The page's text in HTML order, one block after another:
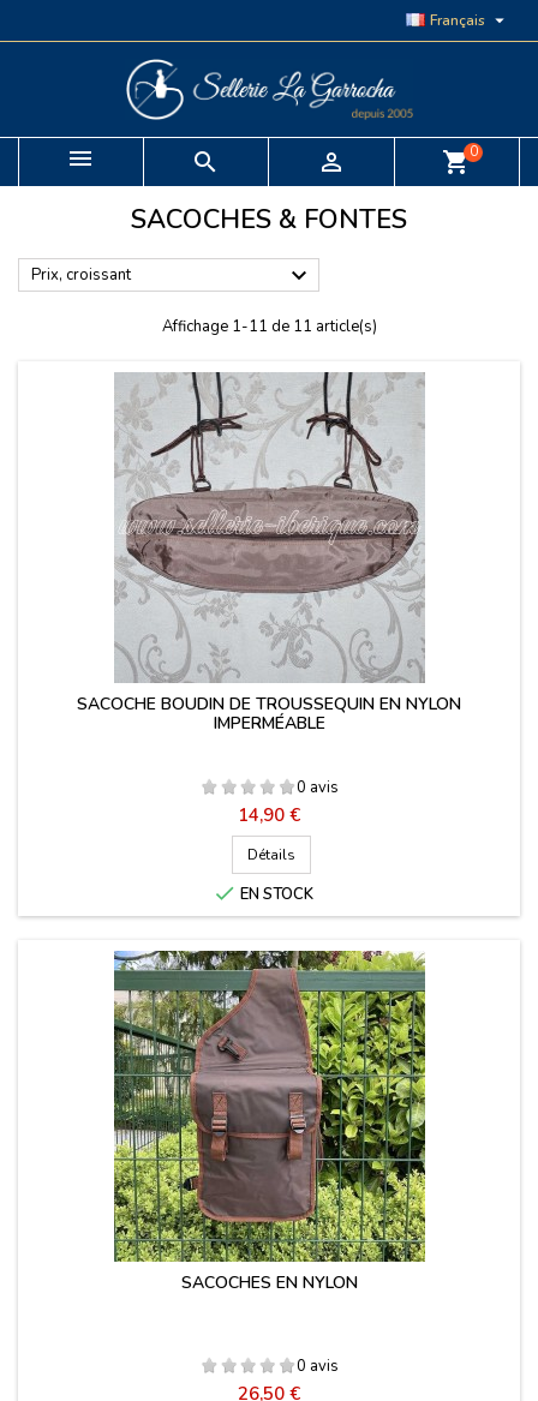
Français 
  shopping_cart0
SACOCHES & FONTES
Prix, croissant 
Affichage 1-11 de 11 article(s)
SACOCHE BOUDIN DE TROUSSEQUIN EN NYLON
IMPERMÉABLE
0 avis
Prix
14,90 €
Détails
 EN STOCK
SACOCHES EN NYLON
0 avis
Prix
26,50 €